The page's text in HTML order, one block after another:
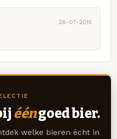
28-07-2015
ééngoed bier.
welke bieren écht in